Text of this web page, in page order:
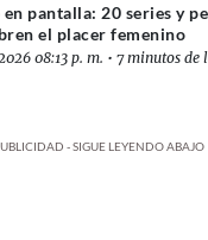
en pantalla: 20 series y
el placer femenino
08:13 p. m. • 7 minutos de
- SIGUE LEYENDO ABAJO